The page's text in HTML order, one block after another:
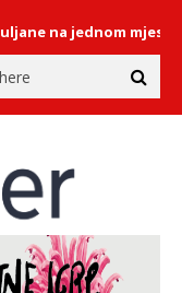
jednom mjestu: